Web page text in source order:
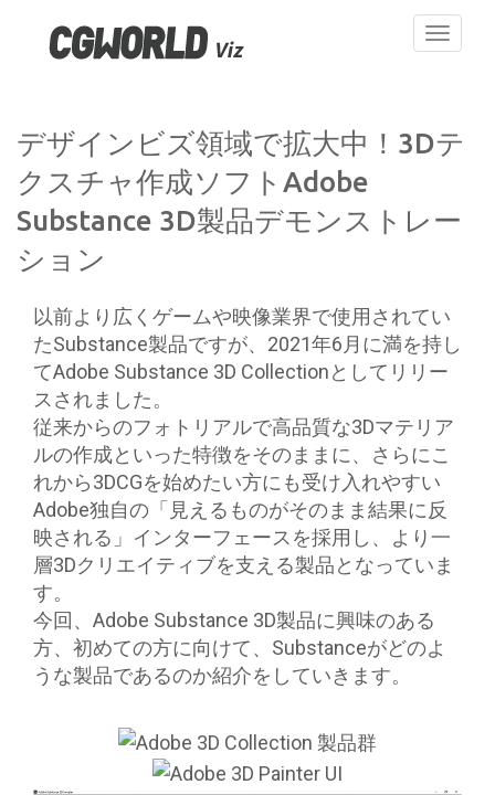
Toggle
デザインビズ領域で拡大中！3Dテ
クスチャ作成ソフトAdobe
Substance 3D製品デモンストレー
ション
以前より広くゲームや映像業界で使用されてい
たSubstance製品ですが、2021年6月に満を持し
てAdobe Substance 3D Collectionとしてリリー
スされました。
従来からのフォトリアルで高品質な3Dマテリア
ルの作成といった特徴をそのままに、さらにこ
れから3DCGを始めたい方にも受け入れやすい
Adobe独自の「見えるものがそのまま結果に反
映される」インターフェースを採用し、より一
層3Dクリエイティブを支える製品となっていま
す。
今回、Adobe Substance 3D製品に興味のある
方、初めての方に向けて、Substanceがどのよ
うな製品であるのか紹介をしていきます。